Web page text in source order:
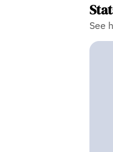
See